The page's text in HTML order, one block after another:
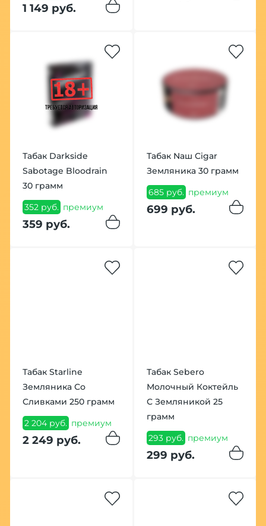
1 149 руб.
Табак Darkside
Sabotage Bloodrain
30 грамм
352 руб. премиум
359 руб.
Табак Nаш Cigar
Земляника 30 грамм
685 руб. премиум
699 руб.
Табак Starline
Земляника Со
Сливками 250 грамм
2 204 руб. премиум
2 249 руб.
Табак Sebero
Молочный Коктейль
С Земляникой 25
грамм
293 руб. премиум
299 руб.